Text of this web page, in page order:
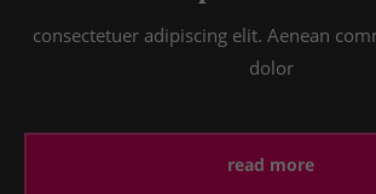
consectetuer adipiscing elit. Aenean
dolor
read more